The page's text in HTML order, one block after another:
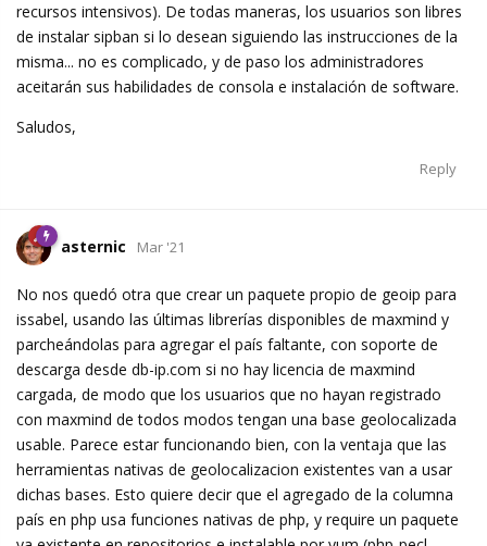
recursos intensivos). De todas maneras, los usuarios son libres
de instalar sipban si lo desean siguiendo las instrucciones de la
misma... no es complicado, y de paso los administradores
aceitarán sus habilidades de consola e instalación de software.
Saludos,
Reply
asternic Mar '21
No nos quedó otra que crear un paquete propio de geoip para
issabel, usando las últimas librerías disponibles de maxmind y
parcheándolas para agregar el país faltante, con soporte de
descarga desde db-ip.com si no hay licencia de maxmind
cargada, de modo que los usuarios que no hayan registrado
con maxmind de todos modos tengan una base geolocalizada
usable. Parece estar funcionando bien, con la ventaja que las
herramientas nativas de geolocalizacion existentes van a usar
dichas bases. Esto quiere decir que el agregado de la columna
país en php usa funciones nativas de php, y require un paquete